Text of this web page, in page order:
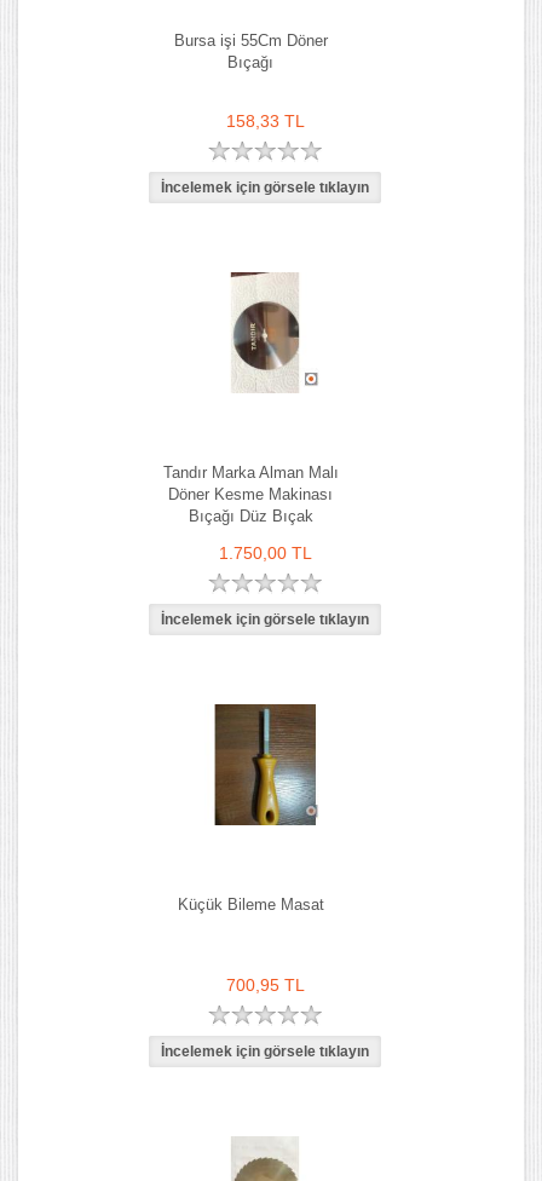
Bursa işi 55Cm Döner
Bıçağı
158,33 TL
Tandır Marka Alman Malı
Döner Kesme Makinası
Bıçağı Düz Bıçak
1.750,00 TL
Küçük Bileme Masat
700,95 TL